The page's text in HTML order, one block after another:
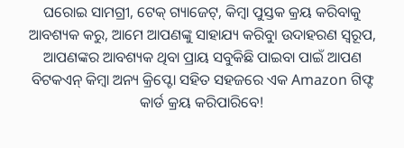
ଘରୋଇ ସାମଗ୍ରୀ, ଟେକ୍ ଗ୍ୟାଜେଟ୍, କିମ୍ବା ପୁସ୍ତକ କ୍ରୟ କରିବାକୁ
ଆବଶ୍ୟକ କରୁ, ଆମେ ଆପଣଙ୍କୁ ସାହାଯ୍ୟ କରିବୁ। ଉଦାହରଣ ସ୍ୱରୂପ,
ଆପଣଙ୍କର ଆବଶ୍ୟକ ଥିବା ପ୍ରାୟ ସବୁକିଛି ପାଇବା ପାଇଁ ଆପଣ
ବିଟକଏନ୍ କିମ୍ବା ଅନ୍ୟ କ୍ରିପ୍ଟୋ ସହିତ ସହଜରେ ଏକ Amazon ଗିଫ୍ଟ
କାର୍ଡ କ୍ରୟ କରିପାରିବେ!